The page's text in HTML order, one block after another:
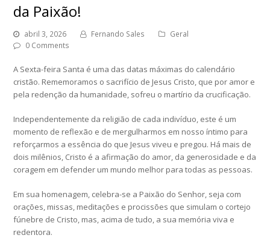
da Paixão!
abril 3, 2026 Fernando Sales
Geral
0 Comments
A Sexta-feira Santa é uma das datas máximas do calendário
cristão. Rememoramos o sacrifício de Jesus Cristo, que por amor e
pela redenção da humanidade, sofreu o martírio da crucificação.
Independentemente da religião de cada indivíduo, este é um
momento de reflexão e de mergulharmos em nosso íntimo para
reforçarmos a essência do que Jesus viveu e pregou. Há mais de
dois milênios, Cristo é a afirmação do amor, da generosidade e da
coragem em defender um mundo melhor para todas as pessoas.
Em sua homenagem, celebra-se a Paixão do Senhor, seja com
orações, missas, meditações e procissões que simulam o cortejo
fúnebre de Cristo, mas, acima de tudo, a sua memória viva e
redentora.